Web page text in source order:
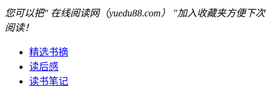
您可以把" 在线阅读网（yuedu88.com） "加入收藏夹方便下次
阅读！
精选书摘
读后感
读书笔记